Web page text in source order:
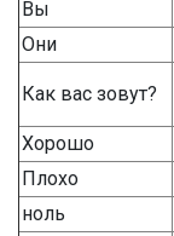
Вы
Они
Как вас зовут?
Хорошо
Плохо
ноль